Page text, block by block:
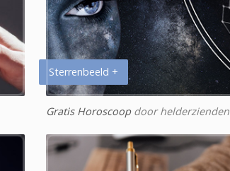
Sterrenbeeld +
Gratis Horoscoopdoor helderzienden